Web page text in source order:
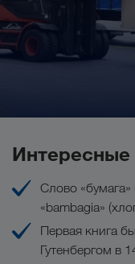
Оснащение
перевозки
Безупречная
продукции
перевозки
средства
Защитные
Ваши
перевозке
учреждениями
Слово
«bambagia»
Первая книга
Гутенбергом в